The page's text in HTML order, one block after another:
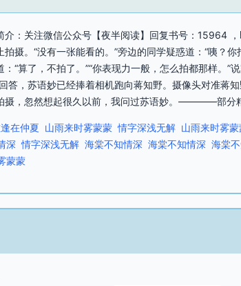
介：关注微信公众号【夜半阅读】回复书号：15964
摄。“没有一张能看的。”旁边的同学疑惑道：“咦？
“算了，不拍了。”“你表现力一般，怎么拍都那样。”
答，苏语妙已经捧着相机跑向蒋知野。摄像头对准蒋
拍摄，忽然想起很久以前，我问过苏语妙。————部
在仲夏 山雨来时雾蒙蒙 情字深浅无解 山雨来时雾蒙
深 情字深浅无解 海棠不知情深 海棠不知情深 海棠
蒙蒙